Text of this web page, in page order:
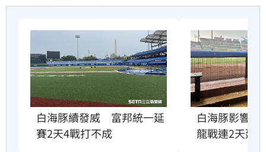
白海豚續發威　富邦統一延
賽2天4戰打不成
白海豚影響北
龍戰連2天延賽